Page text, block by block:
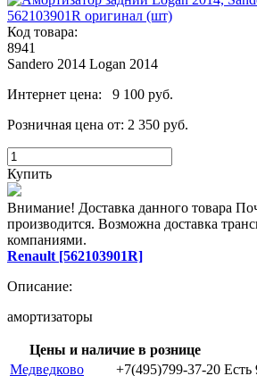
Код товара:
8941
Sandero 2014 Logan 2014
Интернет цена: 9 100 руб.
Розничная цена от: 2 350 руб.
Купить
Внимание! Доставка данного товара
производится. Возможна доставка
компаниями.
Renault [562103901R]
Описание:
амортизаторы
Цены и наличие в рознице
Медведково
+7(495)799-37-20 Есть